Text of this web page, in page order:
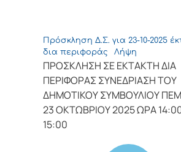
Πρόσκληση Δ.Σ. για 23-10-2025
δια περιφοράς
Λήψη
ΠΡΟΣΚΛΗΣΗ ΣΕ ΕΚΤΑΚΤΗ ΔΙΑ
ΠΕΡΙΦΟΡΑΣ ΣΥΝΕΔΡΙΑΣΗ ΤΟΥ
ΔΗΜΟΤΙΚΟΥ ΣΥΜΒΟΥΛΙΟΥ
23 ΟΚΤΩΒΡΙΟΥ 2025 ΩΡΑ
15:00